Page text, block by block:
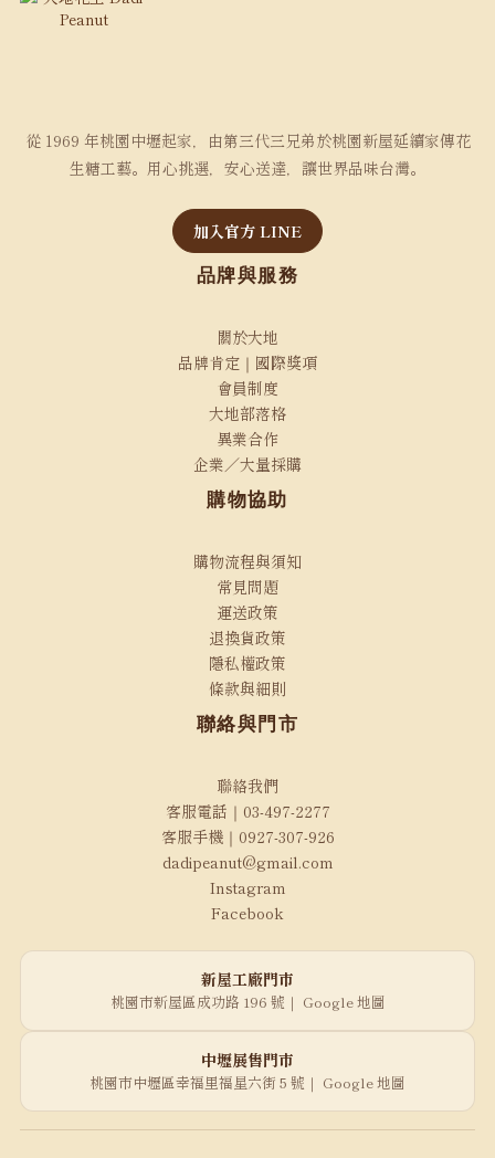
從 1969 年桃園中壢起家，由第三代三兄弟於桃園新屋延續家傳花
生糖工藝。用心挑選，安心送達，讓世界品味台灣。
加入官方 LINE
品牌與服務
關於大地
品牌肯定｜國際獎項
會員制度
大地部落格
異業合作
企業／大量採購
購物協助
購物流程與須知
常見問題
運送政策
退換貨政策
隱私權政策
條款與細則
聯絡與門市
聯絡我們
客服電話｜03-497-2277
客服手機｜0927-307-926
dadipeanut@gmail.com
Instagram
Facebook
新屋工廠門市
桃園市新屋區成功路 196 號｜ Google 地圖
中壢展售門市
桃園市中壢區幸福里福星六街 5 號｜ Google 地圖